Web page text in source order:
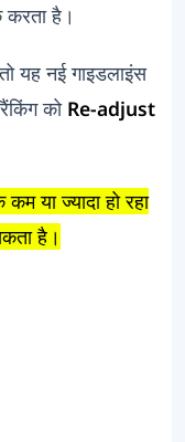
करता है।
यह नई गाइडलाइंस
को Re-adjust
या ज्यादा हो रहा
है।